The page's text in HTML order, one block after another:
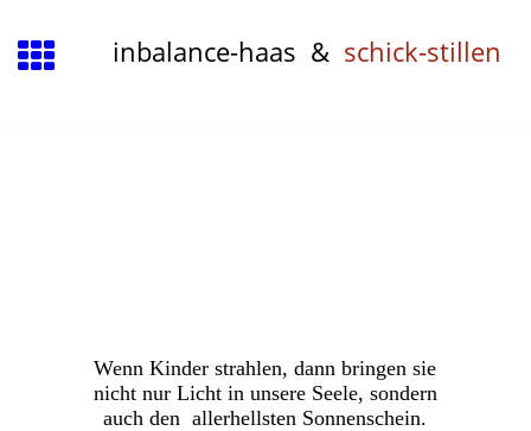
inbalance-haas & schick-stillen
Wenn Kinder strahlen, dann bringen sie
nicht nur Licht in unsere Seele, sondern
auch den allerhellsten Sonnenschein.